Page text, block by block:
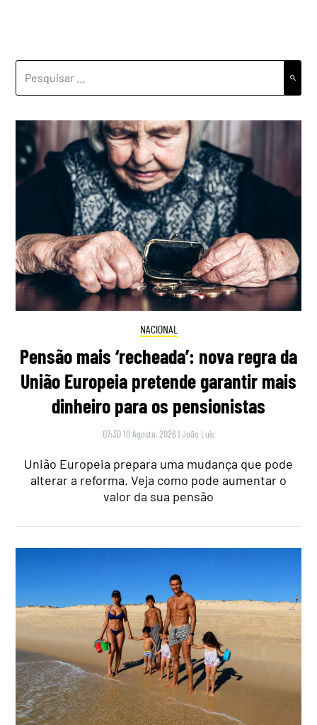
POR:
NACIONAL
Pensão mais ‘recheada’: nova regra da
União Europeia pretende garantir mais
dinheiro para os pensionistas
07:30 10 Agosto, 2026 |João Luís
União Europeia prepara uma mudança que pode
alterar a reforma. Veja como pode aumentar o
valor da sua pensão